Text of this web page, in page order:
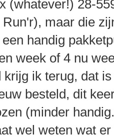
(whatever!) 28-
maar die
handig
week of 4 nu
krijg ik terug, dat
besteld, dit
(minder
wel weten wat